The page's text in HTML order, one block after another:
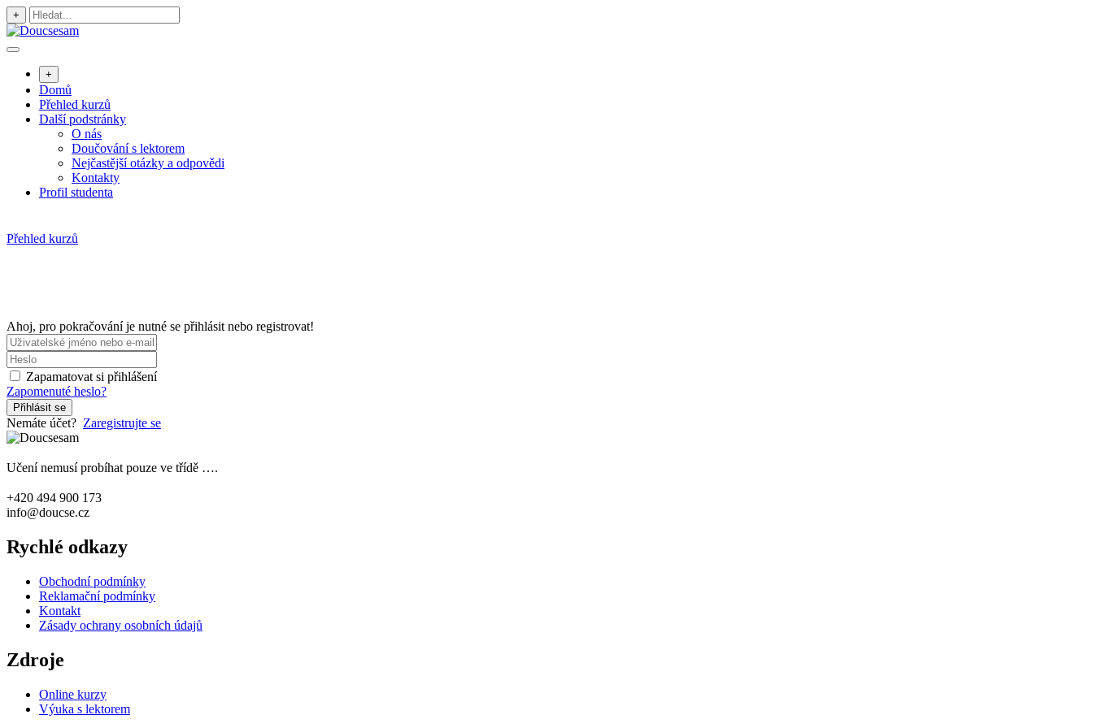
Přejít
k
+
+
Domů
Přehled kurzů
Další podstránky
O nás
Doučování s lektorem
Nejčastější otázky a odpovědi
Kontakty
Profil studenta
Přehled kurzů
Ahoj, pro pokračování je nutné se přihlásit nebo registrovat!
Zapamatovat si přihlášení
Zapomenuté heslo?
Přihlásit se
Nemáte účet? Zaregistrujte se
Učení nemusí probíhat pouze ve třídě ….
+420 494 900 173
info@doucse.cz
Rychlé odkazy
Obchodní podmínky
Reklamační podmínky
Kontakt
Zásady ochrany osobních údajů
Zdroje
Online kurzy
Výuka s lektorem